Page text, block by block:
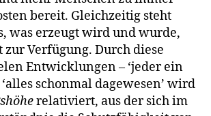
bereit. Gleichzeitig steht
was erzeugt wird und wurde,
Verfügung. Durch diese
Entwicklungen – ‘jeder ein
schonmal dagewesen’ wird
relativiert, aus der sich im